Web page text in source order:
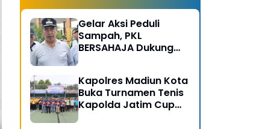
Gelar Aksi Peduli
Sampah, PKL
BERSAHAJA Dukung
Madiun
Kapolres Madiun Kota
Buka Turnamen Tenis
Kapolda Jatim Cup